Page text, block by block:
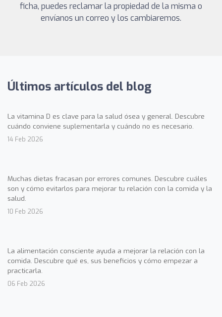
ficha, puedes reclamar la propiedad de la misma o
envíanos un correo y los cambiaremos.
Últimos artículos del blog
La vitamina D es clave para la salud ósea y general. Descubre
cuándo conviene suplementarla y cuándo no es necesario.
14 Feb 2026
Muchas dietas fracasan por errores comunes. Descubre cuáles
son y cómo evitarlos para mejorar tu relación con la comida y la
salud.
10 Feb 2026
La alimentación consciente ayuda a mejorar la relación con la
comida. Descubre qué es, sus beneficios y cómo empezar a
practicarla.
06 Feb 2026